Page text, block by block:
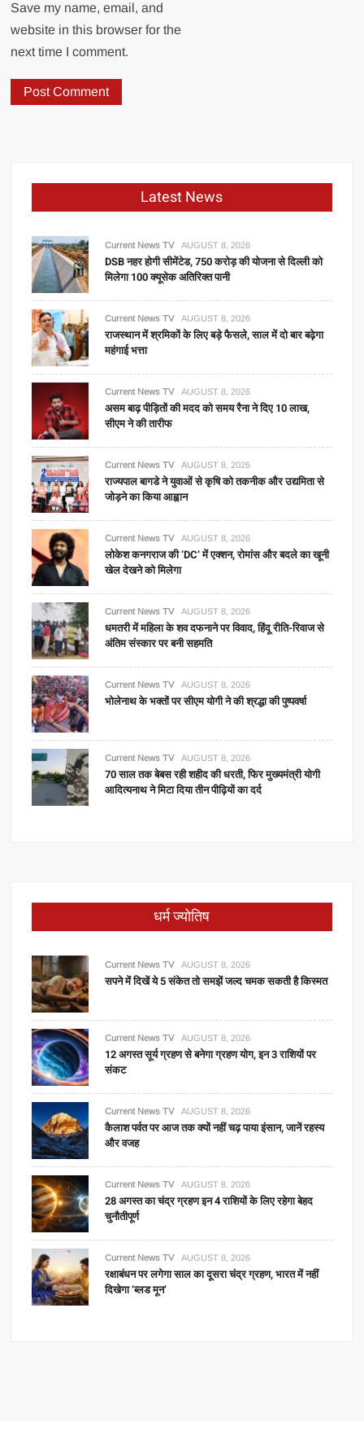
Save my name, email, and
website in this browser for the
next time I comment.
Latest News
Current News TV AUGUST 8, 2026
DSB नहर होगी सीमेंटेड, 750 करोड़ की योजना से दिल्ली को
मिलेगा 100 क्यूसेक अतिरिक्त पानी
Current News TV AUGUST 8, 2026
राजस्थान में श्रमिकों के लिए बड़े फैसले, साल में दो बार बढ़ेगा
महंगाई भत्ता
Current News TV AUGUST 8, 2026
असम बाढ़ पीड़ितों की मदद को समय रैना ने दिए 10 लाख,
सीएम ने की तारीफ
Current News TV AUGUST 8, 2026
राज्यपाल बागडे ने युवाओं से कृषि को तकनीक और उद्यमिता से
जोड़ने का किया आह्वान
Current News TV AUGUST 8, 2026
लोकेश कनगराज की ‘DC’ में एक्शन, रोमांस और बदले का खूनी
खेल देखने को मिलेगा
Current News TV AUGUST 8, 2026
धमतरी में महिला के शव दफनाने पर विवाद, हिंदू रीति-रिवाज से
अंतिम संस्कार पर बनी सहमति
Current News TV AUGUST 8, 2026
भोलेनाथ के भक्तों पर सीएम योगी ने की श्रद्धा की पुष्पवर्षा
Current News TV AUGUST 8, 2026
70 साल तक बेबस रही शहीद की धरती, फिर मुख्यमंत्री योगी
आदित्यनाथ ने मिटा दिया तीन पीढ़ियों का दर्द
धर्म ज्योतिष
Current News TV AUGUST 8, 2026
सपने में दिखें ये 5 संकेत तो समझें जल्द चमक सकती है किस्मत
Current News TV AUGUST 8, 2026
12 अगस्त सूर्य ग्रहण से बनेगा ग्रहण योग, इन 3 राशियों पर
संकट
Current News TV AUGUST 8, 2026
कैलाश पर्वत पर आज तक क्यों नहीं चढ़ पाया इंसान, जानें रहस्य
और वजह
Current News TV AUGUST 8, 2026
28 अगस्त का चंद्र ग्रहण इन 4 राशियों के लिए रहेगा बेहद
चुनौतीपूर्ण
Current News TV AUGUST 8, 2026
रक्षाबंधन पर लगेगा साल का दूसरा चंद्र ग्रहण, भारत में नहीं
दिखेगा ‘ब्लड मून’